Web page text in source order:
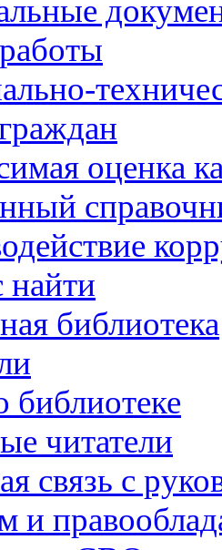
оценка
найти
библиотека
библиотеке
читатели
связь с
и